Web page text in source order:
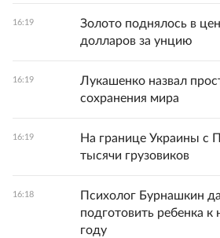
16:19
Золото поднялось в
долларов за унцию
16:19
Лукашенко назвал
сохранения мира
16:19
На границе Украины с
тысячи грузовиков
16:18
Психолог Бурнашкин
подготовить ребенка к
году